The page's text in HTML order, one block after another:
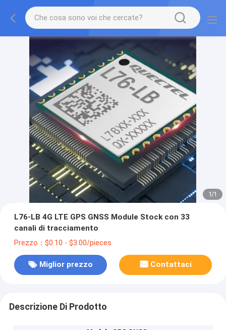
1/1
L76-LB 4G LTE GPS GNSS Module Stock con 33
canali di tracciamento
Prezzo：$0.10 - $3.00/pieces
Miglior prezzo Contattaci
Descrizione Di Prodotto